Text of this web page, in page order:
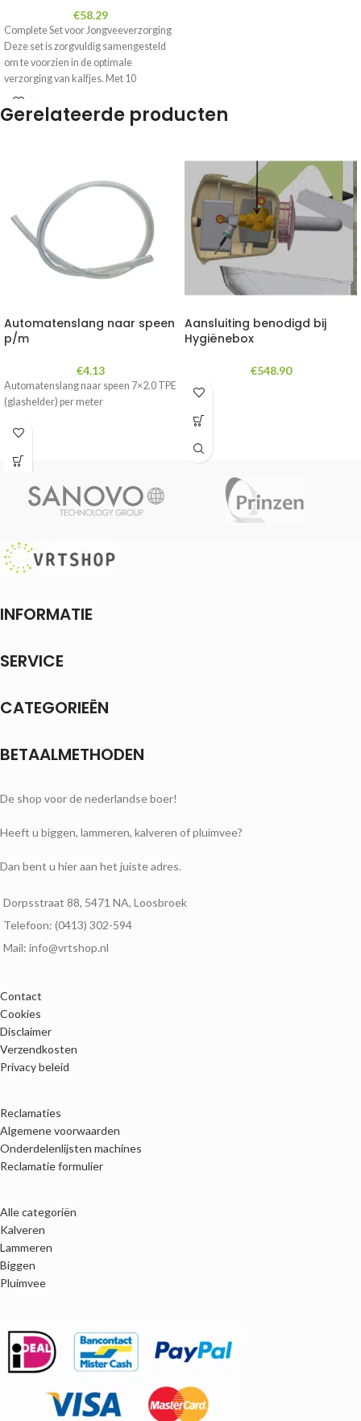
€58.29
Complete Set voor Jongveeverzorging
Deze set is zorgvuldig samengesteld
om te voorzien in de optimale
verzorging van kalfjes. Met 10
Gerelateerde producten
Automatenslang naar speen
p/m
€4.13
Automatenslang naar speen 7×2.0 TPE
(glashelder) per meter
Aansluiting benodigd bij
Hygiënebox
€548.90
INFORMATIE
SERVICE
CATEGORIEËN
BETAALMETHODEN
De shop voor de nederlandse boer!
Heeft u biggen, lammeren, kalveren of pluimvee?
Dan bent u hier aan het juiste adres.
Dorpsstraat 88, 5471 NA, Loosbroek
Telefoon: (0413) 302-594
Mail: info@vrtshop.nl
Contact
Cookies
Disclaimer
Verzendkosten
Privacy beleid
Reclamaties
Algemene voorwaarden
Onderdelenlijsten machines
Reclamatie formulier
Alle categoriën
Kalveren
Lammeren
Biggen
Pluimvee